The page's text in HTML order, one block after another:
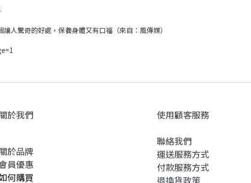
人驚奇的好處，保養身體又有口福（來自：風傳媒）
於我們
於品牌
員優惠
何購買
使用顧客服務
聯絡我們
運送服務方式
付款服務方式
退換貨政策